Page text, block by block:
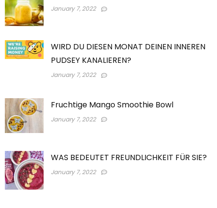
January 7, 2022
WIRD DU DIESEN MONAT DEINEN INNEREN
PUDSEY KANALIEREN?
January 7, 2022
Fruchtige Mango Smoothie Bowl
January 7, 2022
WAS BEDEUTET FREUNDLICHKEIT FÜR SIE?
January 7, 2022